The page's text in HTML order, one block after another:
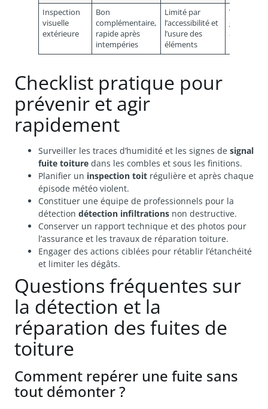
Inspection
visuelle
extérieure
Bon
complémentaire,
rapide après
intempéries
Limité par
l’accessibilité et
l’usure des
éléments
générale
après
Checklist pratique pour
prévenir et agir
rapidement
Surveiller les traces d’humidité et les signes de signal
fuite toiture dans les combles et sous les finitions.
Planifier un inspection toit régulière et après chaque
épisode météo violent.
Constituer une équipe de professionnels pour la
détection détection infiltrations non destructive.
Conserver un rapport technique et des photos pour
l’assurance et les travaux de réparation toiture.
Engager des actions ciblées pour rétablir l’étanchéité
et limiter les dégâts.
Questions fréquentes sur
la détection et la
réparation des fuites de
toiture
Comment repérer une fuite sans
tout démonter ?